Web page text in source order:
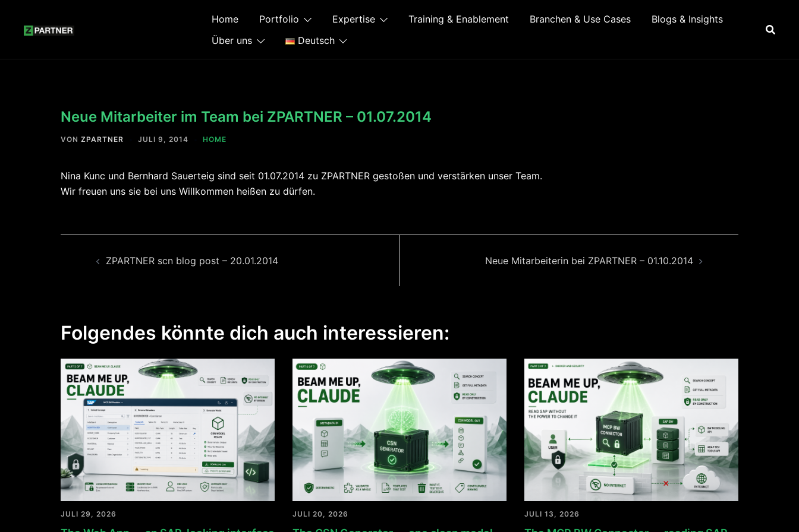
springen
Home Portfolio Expertise Training & Enablement Branchen & Use Cases
Blogs & Insights
Über uns
Deutsch
Neue Mitarbeiter im Team bei ZPARTNER – 01.07.2014
VON ZPARTNER JULI 9, 2014 HOME
Nina Kunc und Bernhard Sauerteig sind seit 01.07.2014 zu ZPARTNER gestoßen und verstärken unser Team.
Wir freuen uns sie bei uns Willkommen heißen zu dürfen.
ZPARTNER scn blog post – 20.01.2014 Neue Mitarbeiterin bei ZPARTNER – 01.10.2014
Folgendes könnte dich auch interessieren:
JULI 29, 2026 JULI 20, 2026 JULI 13, 2026